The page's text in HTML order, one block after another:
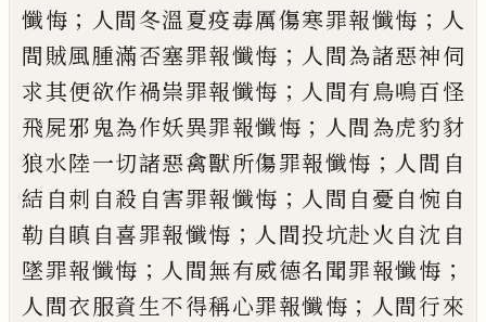
懺悔 ； 人間冬溫夏疫毒厲傷寒罪報懺悔 ； 人
間賊風腫滿否塞罪報懺悔 ； 人間為諸惡神伺
求其便欲作禍祟罪報懺悔 ； 人間有鳥鳴百怪
飛屍邪鬼為作妖異罪報懺悔 ； 人間為虎豹豺
狼水陸一切諸惡禽獸所傷罪報懺悔 ； 人間自
結自刺自殺自害罪報懺悔 ； 人間自憂自惋自
勒自瞋自喜罪報懺悔 ； 人間投坑赴火自沈自
墜罪報懺悔 ； 人間無有威德名聞罪報懺悔 ；
人間衣服資生不得稱心罪報懺悔 ； 人間行來